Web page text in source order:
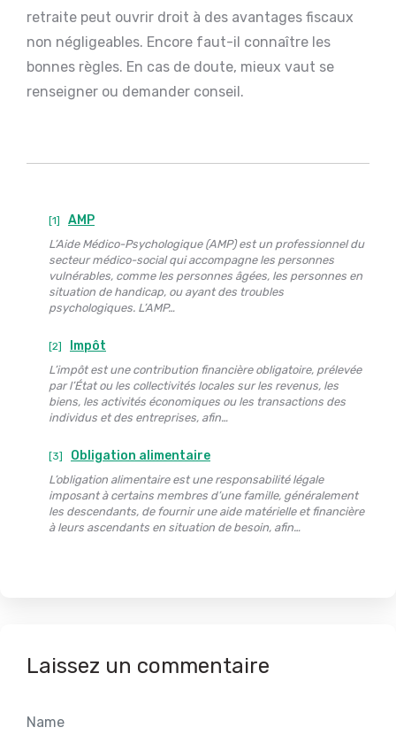
retraite peut ouvrir droit à des avantages fiscaux
non négligeables. Encore faut-il connaître les
bonnes règles. En cas de doute, mieux vaut se
renseigner ou demander conseil.
[1] AMP
L’Aide Médico-Psychologique (AMP) est un professionnel du
secteur médico-social qui accompagne les personnes
vulnérables, comme les personnes âgées, les personnes en
situation de handicap, ou ayant des troubles
psychologiques. L’AMP…
[2] Impôt
L’impôt est une contribution financière obligatoire, prélevée
par l’État ou les collectivités locales sur les revenus, les
biens, les activités économiques ou les transactions des
individus et des entreprises, afin…
[3] Obligation alimentaire
L’obligation alimentaire est une responsabilité légale
imposant à certains membres d’une famille, généralement
les descendants, de fournir une aide matérielle et financière
à leurs ascendants en situation de besoin, afin…
Laissez un commentaire